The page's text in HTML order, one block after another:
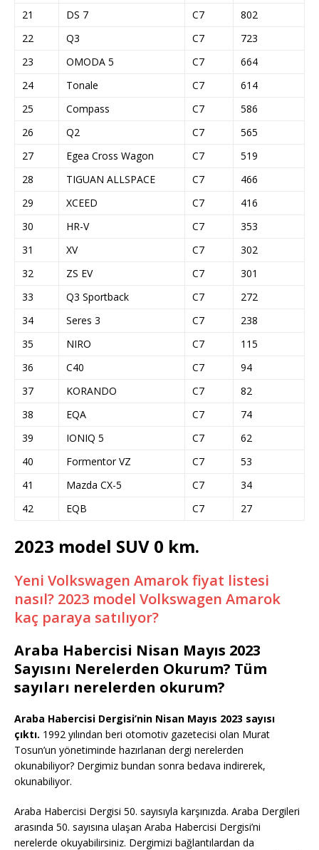
21 DS 7 C7
802
22
Q3 C7
723
23
OMODA 5 C7
664
24
Tonale C7
614
25
Compass C7
586
26
Q2 C7
565
27
Egea Cross Wagon C7
519
28
TIGUAN ALLSPACE C7
466
29
XCEED C7
416
30
HR-V C7
353
31
XV C7
302
32
ZS EV C7
301
33
Q3 Sportback C7
272
34
Seres 3 C7
238
35
NIRO C7
115
36
C40 C7
94
37
KORANDO C7
82
38
EQA C7
74
39
IONIQ 5 C7
62
40
Formentor VZ C7
53
41
Mazda CX-5 C7
34
42
EQB C7 27
2023 model SUV 0 km.
Yeni Volkswagen Amarok fiyat listesi
nasıl? 2023 model Volkswagen Amarok
kaç paraya satılıyor?
Araba Habercisi Nisan Mayıs 2023
Sayısını Nerelerden Okurum? Tüm
sayıları nerelerden okurum?
Araba Habercisi Dergisi’nin Nisan Mayıs 2023 sayısı
çıktı. 1992 yılından beri otomotiv gazetecisi olan Murat
Tosun’un yönetiminde hazırlanan dergi nerelerden
okunabiliyor? Dergimiz bundan sonra bedava indirerek,
okunabiliyor.
Araba Habercisi Dergisi 50. sayısıyla karşınızda. Araba Dergileri
arasında 50. sayısına ulaşan Araba Habercisi Dergisi’ni
nerelerde okuyabilirsiniz. Dergimizi bağlantılardan da